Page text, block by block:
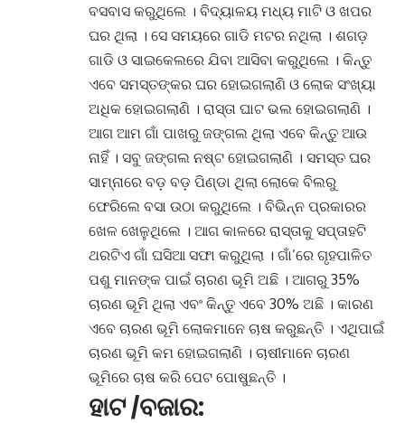
ବସବାସ କରୁଥିଲେ । ବିଦ୍ୟାଳୟ ମଧ୍ୟ ମାଟି ଓ ଖପର
ଘର ଥିଲା । ସେ ସମୟରେ ଗାଡି ମଟର ନଥିଲା । ଶଗଡ଼
ଗାଡି ଓ ସାଇକେଲରେ ଯିବା ଆସିବା କରୁଥିଲେ । କିନ୍ତୁ
ଏବେ ସମସ୍ତଙ୍କର ଘର ହୋଇଗଲାଣି ଓ ଲୋକ ସଂଖ୍ୟା
ଅଧିକ ହୋଇଗଲାଣି । ରାସ୍ତା ଘାଟ ଭଲ ହୋଇଗଲାଣି ।
ଆଗ ଆମ ଗାଁ ପାଖରୁ ଜଙ୍ଗଲ ଥିଲା ଏବେ କିନ୍ତୁ ଆଉ
ନାହିଁ । ସବୁ ଜଙ୍ଗଲ ନଷ୍ଟ ହୋଇଗଲାଣି । ସମସ୍ତ ଘର
ସାମ୍ନାରେ ବଡ଼ ବଡ଼ ପିଣ୍ଡା ଥିଲା ଲୋକେ ବିଲରୁ
ଫେରିଲେ ବସା ଉଠା କରୁଥିଲେ । ବିଭିନ୍ନ ପ୍ରକାରର
ଖେଳ ଖେଳୁଥିଲେ । ଆଗ କାଳରେ ରାସ୍ତାକୁ ସପ୍ତାହଟି
ଥରଟିଏ ଗାଁ ଘସିଆ ସଫା କରୁଥିଲା । ଗାଁ’ରେ ଗୃହପାଳିତ
ପଶୁ ମାନଙ୍କ ପାଇଁ ଚାରଣ ଭୂମି ଅଛି । ଆଗରୁ 35%
ଚାରଣ ଭୂମି ଥିଲା ଏବଂ କିନ୍ତୁ ଏବେ 30% ଅଛି । କାରଣ
ଏବେ ଚାରଣ ଭୂମି ଲୋକମାନେ ଚାଷ କରୁଛନ୍ତି । ଏଥିପାଇଁ
ଚାରଣ ଭୂମି କମ ହୋଇଗଲାଣି । ଚାଷୀମାନେ ଚାରଣ
ଭୂମିରେ ଚାଷ କରି ପେଟ ପୋଷୁଛନ୍ତି ।
ହାଟ /ବଜାର: